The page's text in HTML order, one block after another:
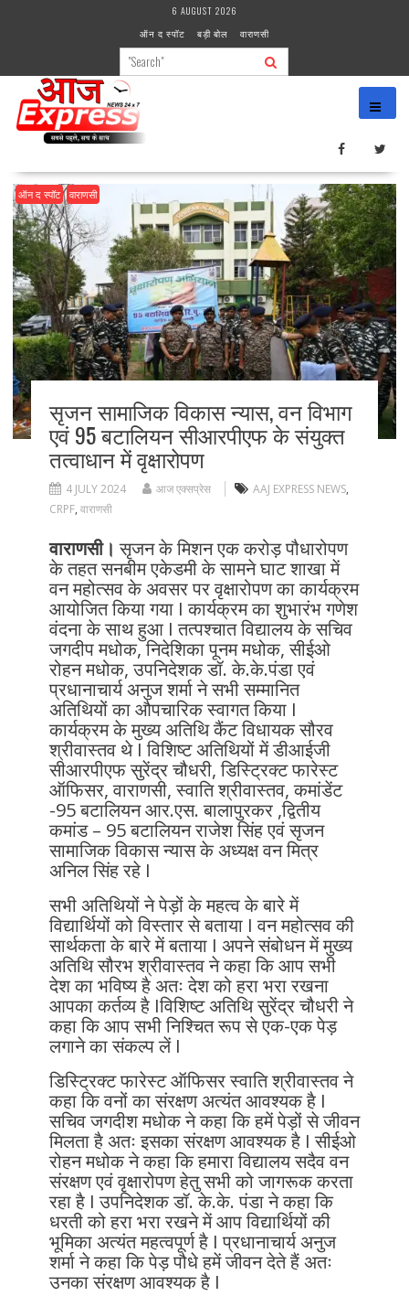
6 AUGUST 2026
ऑन द स्पॉट
बड़ी बोल वाराणसी
ऑन द स्पॉट वाराणसी
सृजन सामाजिक विकास न्यास, वन विभाग
एवं 95 बटालियन सीआरपीएफ के संयुक्त
तत्वाधान में वृक्षारोपण
4 JULY 2024 आज एक्सप्रेस AAJ EXPRESS NEWS,
CRPF, वाराणसी
वाराणसी। सृजन के मिशन एक करोड़ पौधारोपण
के तहत सनबीम एकेडमी के सामने घाट शाखा में
वन महोत्सव के अवसर पर वृक्षारोपण का कार्यक्रम
आयोजित किया गया I कार्यक्रम का शुभारंभ गणेश
वंदना के साथ हुआ I तत्पश्चात विद्यालय के सचिव
जगदीप मधोक, निदेशिका पूनम मधोक, सीईओ
रोहन मधोक, उपनिदेशक डॉ. के.के.पंडा एवं
प्रधानाचार्य अनुज शर्मा ने सभी सम्मानित
अतिथियों का औपचारिक स्वागत किया I
कार्यक्रम के मुख्य अतिथि कैंट विधायक सौरव
श्रीवास्तव थे I विशिष्ट अतिथियों में डीआईजी
सीआरपीएफ सुरेंद्र चौधरी, डिस्ट्रिक्ट फारेस्ट
ऑफिसर, वाराणसी, स्वाति श्रीवास्तव, कमांडेंट
-95 बटालियन आर.एस. बालापुरकर ,द्वितीय
कमांड – 95 बटालियन राजेश सिंह एवं सृजन
सामाजिक विकास न्यास के अध्यक्ष वन मित्र
अनिल सिंह रहे I
सभी अतिथियों ने पेड़ों के महत्व के बारे में
विद्यार्थियों को विस्तार से बताया I वन महोत्सव की
सार्थकता के बारे में बताया I अपने संबोधन में मुख्य
अतिथि सौरभ श्रीवास्तव ने कहा कि आप सभी
देश का भविष्य है अतः देश को हरा भरा रखना
आपका कर्तव्य है Iविशिष्ट अतिथि सुरेंद्र चौधरी ने
कहा कि आप सभी निश्चित रूप से एक-एक पेड़
लगाने का संकल्प लें I
डिस्ट्रिक्ट फारेस्ट ऑफिसर स्वाति श्रीवास्तव ने
कहा कि वनों का संरक्षण अत्यंत आवश्यक है I
सचिव जगदीश मधोक ने कहा कि हमें पेड़ों से जीवन
मिलता है अतः इसका संरक्षण आवश्यक है I सीईओ
रोहन मधोक ने कहा कि हमारा विद्यालय सदैव वन
संरक्षण एवं वृक्षारोपण हेतु सभी को जागरूक करता
रहा है I उपनिदेशक डॉ. के.के. पंडा ने कहा कि
धरती को हरा भरा रखने में आप विद्यार्थियों की
भूमिका अत्यंत महत्वपूर्ण है I प्रधानाचार्य अनुज
शर्मा ने कहा कि पेड़ पौधे हमें जीवन देते हैं अतः
उनका संरक्षण आवश्यक है I